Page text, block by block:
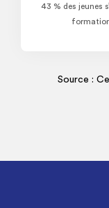
43 % des jeunes
Source :